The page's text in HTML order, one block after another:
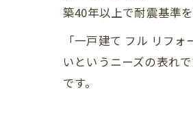
築40年以上で耐震基準
「一戸建て フル リフ
いというニーズの表れ
です。